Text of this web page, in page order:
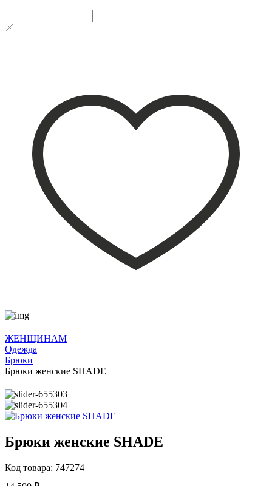
ЖЕНЩИНАМ
Одежда
Брюки
Брюки женские SHADE
Брюки женские SHADE
Код товара: 747274